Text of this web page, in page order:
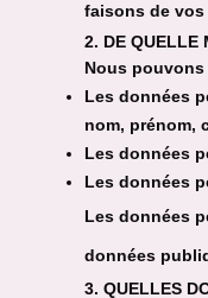
faisons de
2. DE QUELLE
Nous
Les données
nom, prénom,
Les données
Les données
Les données
données
3. QUELLES